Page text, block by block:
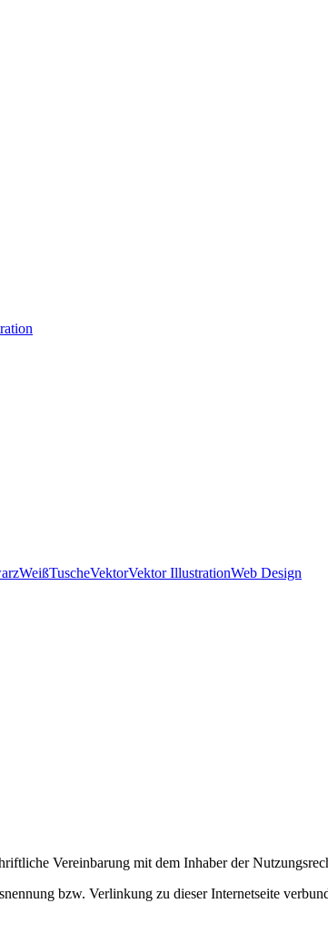
TuscheVektorVektor IllustrationWeb Design
Vereinbarung mit dem Inhaber der
bzw. Verlinkung zu dieser Internetseite